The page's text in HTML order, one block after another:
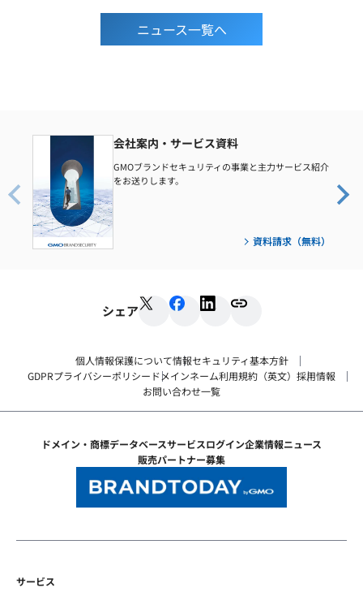
ニュース一覧へ
会社案内・サービス資料
GMOブランドセキュリティの事業と主力サービス紹介
をお送りします。
資料請求（無料）
シェア
個人情報保護について情報セキュリティ基本方針
GDPRプライバシーポリシー ドメインネーム利用規約（英文） 採用情報
お問い合わせ一覧
ドメイン・商標データベースサービスログイン企業情報ニュース
販売パートナー募集
サービス